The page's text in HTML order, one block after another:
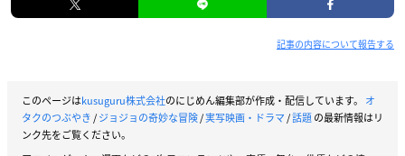
記事の内容について報告する
このページはkusuguru株式会社のにじめん編集部が作成・配信しています。 オ
タクのつぶやき/ジョジョの奇妙な冒険/実写映画・ドラマ/話題の最新情報はリ
ンク先をご覧ください。